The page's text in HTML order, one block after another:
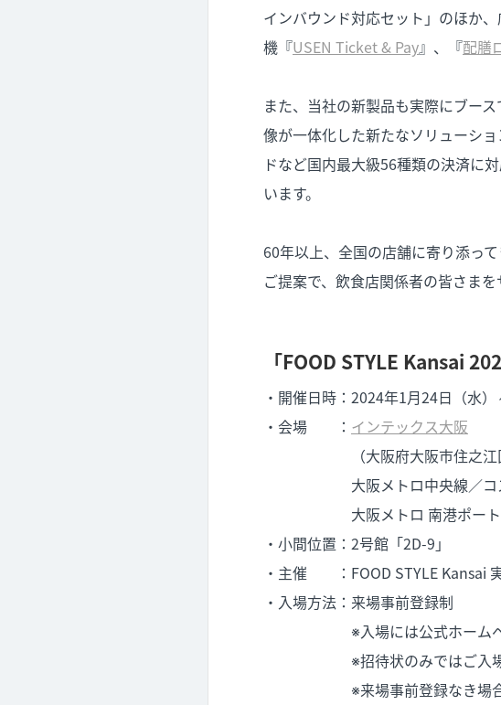
インバウンド対応セット」のほか
機『USEN Ticket & Pay』、『配膳
また、当社の新製品も実際にブー
像が一体化した新たなソリューシ
ドなど国内最大級56種類の決済に
います。
60年以上、全国の店舗に寄り添っ
ご提案で、飲食店関係者の皆さま
「FOOD STYLE Kansai
・開催日時：2024年1月24日（水
・会場 ： インテックス大阪
（大阪府大阪市住之江区
大阪メトロ中央線／コス
大阪メトロ 南港ポートタウ
・小間位置：2号館「2D-9」
・主催 ：FOOD STYLE Kansai
・入場方法：来場事前登録制
※入場には公式ホームページ
※招待状のみではご入場い
※来場事前登録なき場合、